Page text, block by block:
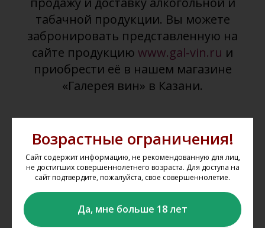
Возрастные ограничения!
Сайт содержит информацию, не рекомендованную для лиц,
не достигших совершеннолетнего возраста. Для доступа на
сайт подтвердите, пожалуйста, свое совершеннолетие.
Да, мне больше 18 лет
табачной продукции. Вы можете
забронировать представленную на
сайте продукцию www.gal-vin.ru и
приобрести её в нашем магазине
«Галерея вин» в Казани.
Выбирайте понравившиеся товары в каталоге сайта,